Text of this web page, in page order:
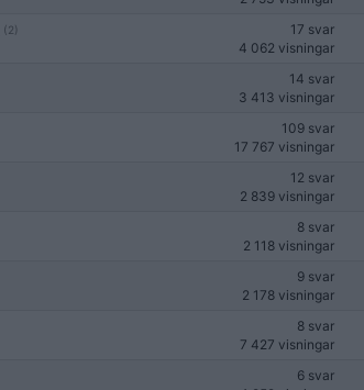
(2)
17 svar
4 062 visningar
14 svar
3 413 visningar
109 svar
17 767 visningar
12 svar
2 839 visningar
8 svar
2 118 visningar
9 svar
2 178 visningar
8 svar
7 427 visningar
6 svar